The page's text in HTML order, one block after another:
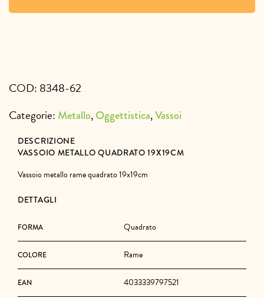
COD: 8348-62
Categorie: Metallo,Oggettistica,Vassoi
DESCRIZIONE
VASSOIO METALLO QUADRATO 19X19CM
Vassoio metallo rame quadrato 19x19cm
DETTAGLI
FORMA Quadrato
COLORE Rame
EAN 4033339797521